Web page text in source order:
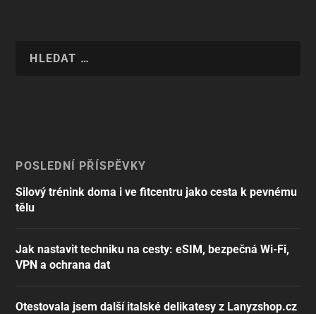
POSLEDNÍ PŘÍSPĚVKY
Silový trénink doma i ve fitcentru jako cesta k pevnému
tělu
Jak nastavit techniku na cesty: eSIM, bezpečná Wi-Fi,
VPN a ochrana dat
Otestovala jsem další italské delikatesy z Lanyzshop.cz